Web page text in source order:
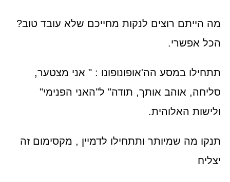
מה הייתם רוצים לנקות מחייכם שלא עובד טוב?
הכל אפשרי.
תתחילו במסע הה'אופונופונו : " אני מצטער,
סליחה, אוהב אותך, תודה" ל"האני הפנימי"
ולישות האלוהית.
תנקו מה שמיותר ותתחילו לדמיין , מקסימום זה
יצליח